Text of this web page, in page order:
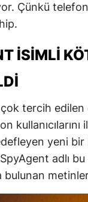
Çünkü
İSIMLI
çok tercih
yeni bir
adlı